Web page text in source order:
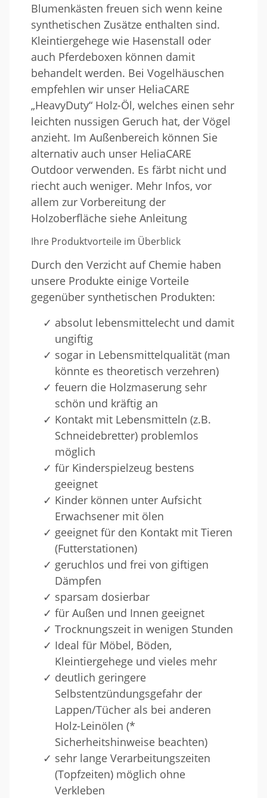
Blumenkästen freuen sich wenn keine
synthetischen Zusätze enthalten sind.
Kleintiergehege wie Hasenstall oder
auch Pferdeboxen können damit
behandelt werden. Bei Vogelhäuschen
empfehlen wir unser HeliaCARE
„HeavyDuty“ Holz-Öl, welches einen sehr
leichten nussigen Geruch hat, der Vögel
anzieht. Im Außenbereich können Sie
alternativ auch unser HeliaCARE
Outdoor verwenden. Es färbt nicht und
riecht auch weniger. Mehr Infos, vor
allem zur Vorbereitung der
Holzoberfläche siehe Anleitung
Ihre Produktvorteile im Überblick
Durch den Verzicht auf Chemie haben
unsere Produkte einige Vorteile
gegenüber synthetischen Produkten:
absolut lebensmittelecht und damit
ungiftig
sogar in Lebensmittelqualität (man
könnte es theoretisch verzehren)
feuern die Holzmaserung sehr
schön und kräftig an
Kontakt mit Lebensmitteln (z.B.
Schneidebretter) problemlos
möglich
für Kinderspielzeug bestens
geeignet
Kinder können unter Aufsicht
Erwachsener mit ölen
geeignet für den Kontakt mit Tieren
(Futterstationen)
geruchlos und frei von giftigen
Dämpfen
sparsam dosierbar
für Außen und Innen geeignet
Trocknungszeit in wenigen Stunden
Ideal für Möbel, Böden,
Kleintiergehege und vieles mehr
deutlich geringere
Selbstentzündungsgefahr der
Lappen/Tücher als bei anderen
Holz-Leinölen (*
Sicherheitshinweise beachten)
sehr lange Verarbeitungszeiten
(Topfzeiten) möglich ohne
Verkleben